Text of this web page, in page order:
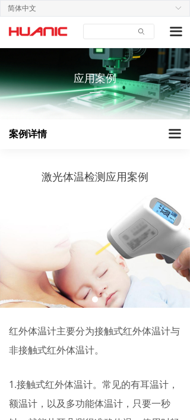
ꄙ 끀
首页
关于我们
应用案例
ꀅ
简体中文
红外体温计主要分为接触式红外体温计与
非接触式红外体温计。
1.接触式红外体温计。常见的有耳温计，
额温计，以及多功能体温计，只要一秒
应用案例
—
끀
工业设备
建筑仪器
医疗美容
案例详情
激光体温检测应用案例